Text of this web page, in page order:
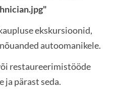
ekskursioonid,
autoomanikele.
restaureerimistööde
ja pärast seda.